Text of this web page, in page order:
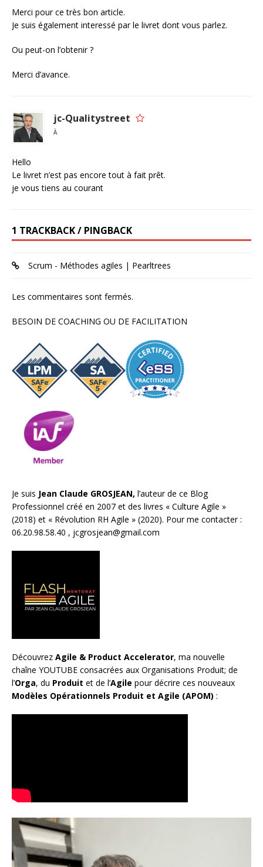
Merci pour ce très bon article.
Je suis également interessé par le livret dont vous parlez.
Ou peut-on l’obtenir ?
Merci d’avance.
jc-Qualitystreet
À
Hello
Le livret n’est pas encore tout à fait prêt.
je vous tiens au courant
1 TRACKBACK / PINGBACK
Scrum - Méthodes agiles | Pearltrees
Les commentaires sont fermés.
BESOIN DE COACHING OU DE FACILITATION
Je suis Jean Claude GROSJEAN, l’auteur de ce Blog
Professionnel créé en 2007 et des livres « Culture Agile »
(2018) et « Révolution RH Agile » (2020). Pour me contacter :
06.20.98.58.40 , jcgrosjean@gmail.com
Découvrez Agile & Product Accelerator, ma nouvelle
chaîne YOUTUBE consacrées aux Organisations Produit; de
l’Orga, du Produit et de l’Agile pour décrire ces nouveaux
Modèles Opérationnels Produit et Agile (APOM) :